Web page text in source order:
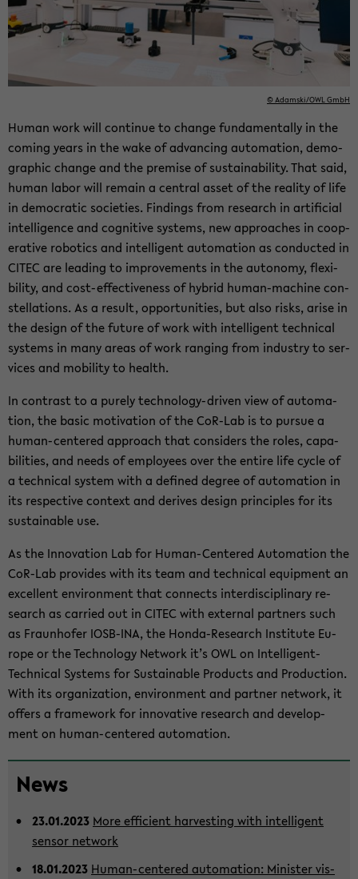
Haupt­
halt
Sek­
News
23.01.2023 More ef­fi­cient har­vest­ing with in­tel­li­gent
sen­sor net­work
18.01.2023 Human-​centered au­toma­tion: Min­is­ter vis­
© Adamski/OWL GmbH
Human work will con­tinue to change fun­da­men­tally in the
com­ing years in the wake of ad­vanc­ing au­toma­tion, de­mo­
graphic change and the premise of sus­tain­abil­ity. That said,
human labor will re­main a cen­tral asset of the re­al­ity of life
in de­mo­c­ra­tic so­ci­eties. Find­ings from re­search in ar­ti­fi­cial
in­tel­li­gence and cog­ni­tive sys­tems, new ap­proaches in co­op­
er­a­tive ro­bot­ics and in­tel­li­gent au­toma­tion as con­ducted in
CITEC are lead­ing to im­prove­ments in the au­ton­omy, flex­i­
bil­ity, and cost-​effectiveness of hy­brid human-​machine con­
stel­la­tions. As a re­sult, op­por­tu­ni­ties, but also risks, arise in
the de­sign of the fu­ture of work with in­tel­li­gent tech­ni­cal
sys­tems in many areas of work rang­ing from in­dus­try to ser­
vices and mo­bil­ity to health.
In con­trast to a purely technology-​driven view of au­toma­
tion, the basic mo­ti­va­tion of the CoR-​Lab is to pur­sue a
human-​centered ap­proach that con­sid­ers the roles, ca­pa­
bil­i­ties, and needs of em­ploy­ees over the en­tire life cycle of
a tech­ni­cal sys­tem with a de­fined de­gree of au­toma­tion in
its re­spec­tive con­text and de­rives de­sign prin­ci­ples for its
sus­tain­able use.
As the In­no­va­tion Lab for Human-​Centered Au­toma­tion the
CoR-​Lab pro­vides with its team and tech­ni­cal equip­ment an
ex­cel­lent en­vi­ron­ment that con­nects in­ter­dis­ci­pli­nary re­
search as car­ried out in CITEC with ex­ter­nal part­ners such
as Fraun­hofer IOSB-​INA, the Honda-​Research In­sti­tute Eu­
rope or the Tech­nol­ogy Net­work it’s OWL on Intelligent-​
Technical Sys­tems for Sus­tain­able Prod­ucts and Pro­duc­tion.
With its or­ga­ni­za­tion, en­vi­ron­ment and part­ner net­work, it
of­fers a frame­work for in­no­v­a­tive re­search and de­vel­op­
ment on human-​centered au­toma­tion.